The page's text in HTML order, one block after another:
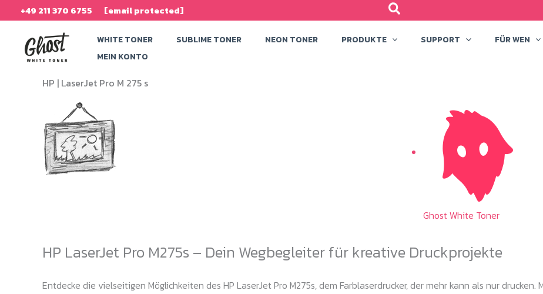
Inhalt
springen
+49 211 370 6755 [email protected]
WHITE TONER SUBLIME TONER NEON TONER PRODUKTE SUPPORT FÜR WEN
MEIN KONTO
HP | LaserJet Pro M 275 s
Ghost White Toner
HP LaserJet Pro M275s – Dein Wegbegleiter für kreative Druckprojekte
Entdecke die vielseitigen Möglichkeiten des HP LaserJet Pro M275s, dem Farblaserdrucker, der mehr kann als nur